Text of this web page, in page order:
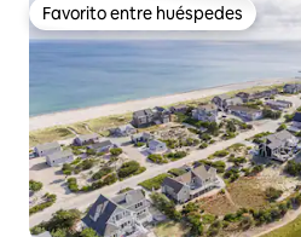
Favorito entre huéspedes
Favorito entre huéspedes